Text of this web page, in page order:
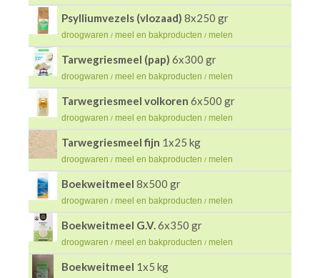
Psylliumvezels (vlozaad) 8x250 gr
droogwaren / meel en bakproducten / melen
Tarwegriesmeel (pap) 6x300 gr
droogwaren / meel en bakproducten / melen
Tarwegriesmeel volkoren 6x500 gr
droogwaren / meel en bakproducten / melen
Tarwegriesmeel fijn 1x25 kg
droogwaren / meel en bakproducten / melen
Boekweitmeel 8x500 gr
droogwaren / meel en bakproducten / melen
Boekweitmeel G.V.6x350 gr
droogwaren / meel en bakproducten / melen
Boekweitmeel 1x5 kg